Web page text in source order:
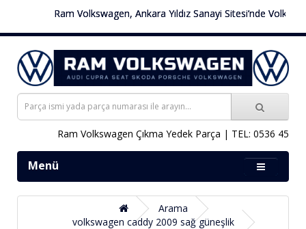
Ram Volkswagen, Ankara Yıldız Sanayi Sitesi’nde
Ram Volkswagen Çıkma Yedek Parça | TEL: 0536 451 78
Menü
Arama
volkswagen caddy 2009 sağ güneşlik